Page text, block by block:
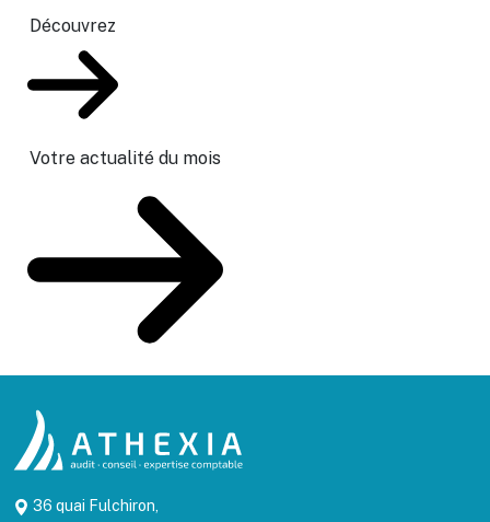
Découvrez
Votre actualité du mois
36 quai Fulchiron,